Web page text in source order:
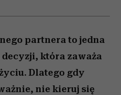
partnera to jedna
która zaważa
Dlatego gdy
nie kieruj się